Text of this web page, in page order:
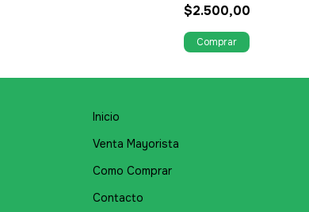
$2.500,00
Inicio
Venta Mayorista
Como Comprar
Contacto